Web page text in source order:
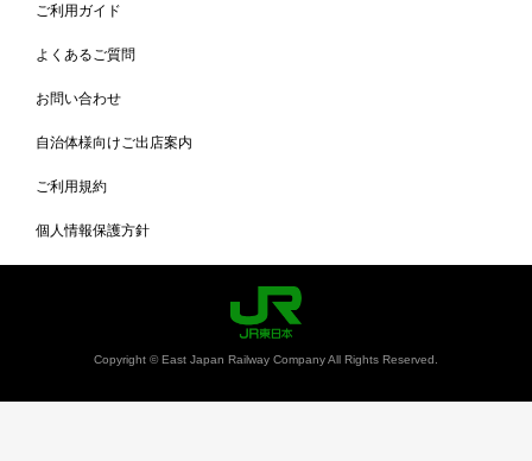
ご利用ガイド
よくあるご質問
お問い合わせ
自治体様向けご出店案内
ご利用規約
個人情報保護方針
Copyright © East Japan Railway Company All Rights Reserved.